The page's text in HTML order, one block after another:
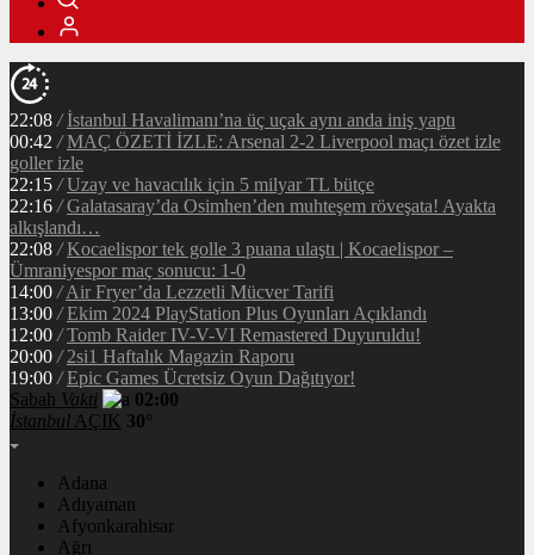
22:08 / İstanbul Havalimanı’na üç uçak aynı anda iniş yaptı
00:42 / MAÇ ÖZETİ İZLE: Arsenal 2-2 Liverpool maçı özet izle
goller izle
22:15 / Uzay ve havacılık için 5 milyar TL bütçe
22:16 / Galatasaray’da Osimhen’den muhteşem röveşata! Ayakta
alkışlandı…
22:08 / Kocaelispor tek golle 3 puana ulaştı | Kocaelispor –
Ümraniyespor maç sonucu: 1-0
14:00 / Air Fryer’da Lezzetli Mücver Tarifi
13:00 / Ekim 2024 PlayStation Plus Oyunları Açıklandı
12:00 / Tomb Raider IV-V-VI Remastered Duyuruldu!
20:00 / 2si1 Haftalık Magazin Raporu
19:00 / Epic Games Ücretsiz Oyun Dağıtıyor!
Sabah Vakti
02:00
İstanbul AÇIK 30°
Adana
Adıyaman
Afyonkarahisar
Ağrı